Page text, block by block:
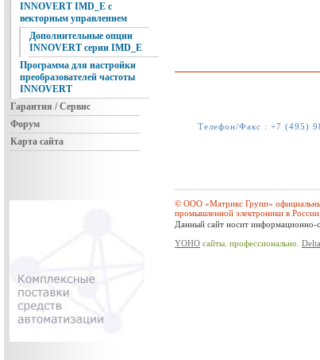
INNOVERT IMD_E с
векторным управлением
Дополнительные опции
INNOVERT серии IMD_E
Программа для настройки
преобразователей частоты
INNOVERT
Гарантия / Сервис
Форум
Карта сайта
Телефон/Факс : +7 (495)
© ООО «Матрикс Групп»
промышленной электроники в
Данный сайт носит информационно-
YOHO сайты. профессионально.